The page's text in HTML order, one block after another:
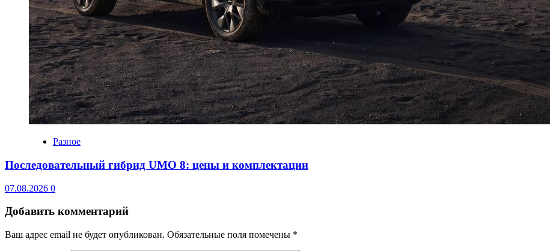
Разное
Последовательный гибрид UMO 8: цены и комплектации
07.08.2026 0
Добавить комментарий
Ваш адрес email не будет опубликован. Обязательные поля помечены *